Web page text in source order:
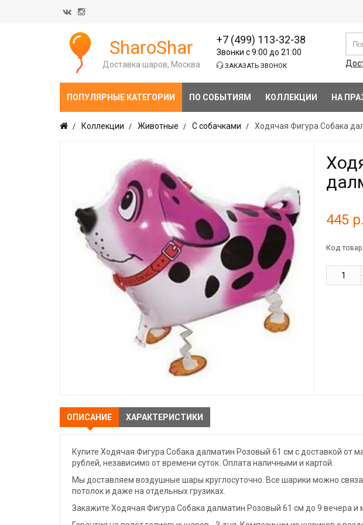
SharoShar
Доставка шаров, Москва
+7 (499) 113-32-38
Звонки с 9:00 до 21:00
ЗАКАЗАТЬ ЗВОНОК
ПОПУЛЯРНЫЕ КАТЕГОРИИ ПО СОБЫТИЯМ КОЛЛЕКЦИИ НА
Коллекции Животные С собачками Ходячая Фигура Собака
445 р.
Код
ОПИСАНИЕ ХАРАКТЕРИСТИКИ
Купите Ходячая Фигура Собака далматин Розовый 61 см с доставкой от
рублей, независимо от времени суток. Оплата наличными и картой.
Мы доставляем воздушные шары круглосуточно. Все шарики можно
потолок и даже на отдельных грузиках.
Закажите Ходячая Фигура Собака далматин Розовый 61 см до 9 вечера